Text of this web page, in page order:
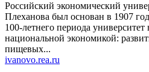
Российский экономический
Плеханова был основан в 1907
100-летнего периода университет
национальной экономикой:
пищевых...
ivanovo.rea.ru